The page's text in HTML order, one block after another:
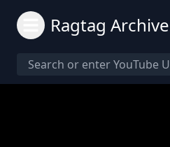
Ragtag Archive